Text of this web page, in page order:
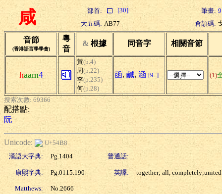
咸 部首: [30] 筆畫: 9
大五碼: AB77 倉頡碼:
音節
(香港語言學學會)
粵
音
& 根據 同音字 相關音節
haam4
黃(p.4)
周(p.22)
李(p.235)
何(p.28)
函, 鹹, 涵 [9..] (1)
搜索次數: 69366
配搭點:
阮
Unicode:
U+54B8
漢語大字典:
Pg.1404 普通話:
康熙字典: Pg.0115.190 英譯: together; all, completely;united
Matthews: No.2666